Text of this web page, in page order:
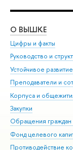
О ВЫШКЕ
Цифры и факты
Руководство и
Устойчивое
Преподаватели и
Корпуса и
Закупки
Обращения
Фонд целевого
Противодействие